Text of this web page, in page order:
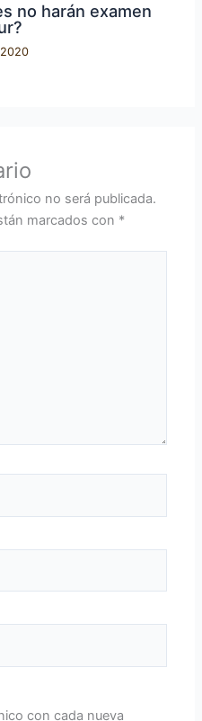
no harán examen
no será publicada.
marcados con *
con cada nueva